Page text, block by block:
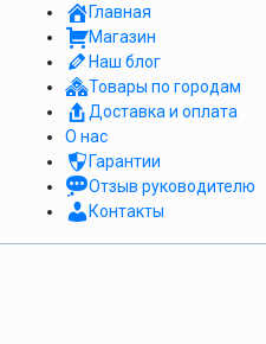
Главная
Магазин
Наш блог
Товары по городам
Доставка и оплата
О нас
Гарантии
Отзыв руководителю
Контакты